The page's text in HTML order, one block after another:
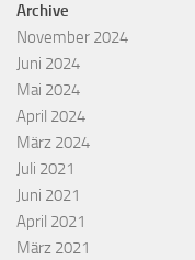
Archive
November 2024
Juni 2024
Mai 2024
April 2024
März 2024
Juli 2021
Juni 2021
April 2021
März 2021